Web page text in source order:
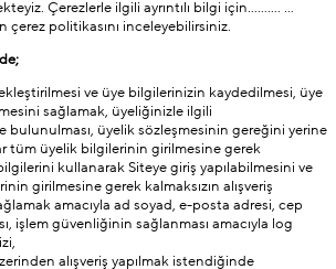
Çerezlerle ilgili ayrıntılı bilgi için………. …
çerez politikasını inceleyebilirsiniz.
ve üye bilgilerinizin kaydedilmesi, üye
sağlamak, üyeliğinizle ilgili
bulunulması, üyelik sözleşmesinin gereğini yerine
tüm üyelik bilgilerinin girilmesine gerek
kullanarak Siteye giriş yapılabilmesini ve
girilmesine gerek kalmaksızın alışveriş
amacıyla ad soyad, e-posta adresi, cep
işlem güvenliğinin sağlanması amacıyla log
alışveriş yapılmak istendiğinde